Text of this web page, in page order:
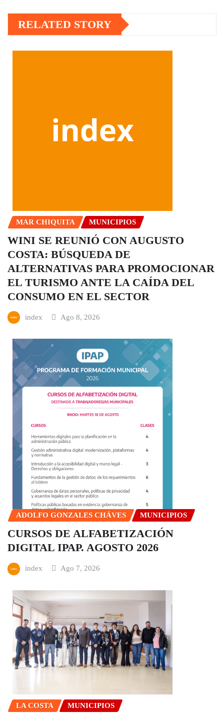
RELATED STORY
MAR CHIQUITA MUNICIPIOS
WINI SE REUNIÓ CON AUGUSTO
COSTA: BÚSQUEDA DE
ALTERNATIVAS PARA PROMOCIONAR
EL TURISMO ANTE LA CAÍDA DEL
CONSUMO EN EL SECTOR
index Ago 8, 2026
ADOLFO GONZALES CHÁVES MUNICIPIOS
CURSOS DE ALFABETIZACIÓN
DIGITAL IPAP. AGOSTO 2026
index Ago 7, 2026
LA COSTA MUNICIPIOS